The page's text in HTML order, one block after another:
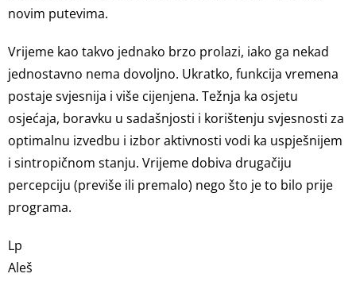
novim putevima.
Vrijeme kao takvo jednako brzo prolazi, iako ga nekad
jednostavno nema dovoljno. Ukratko, funkcija vremena
postaje svjesnija i više cijenjena. Težnja ka osjetu
osjećaja, boravku u sadašnjosti i korištenju svjesnosti za
optimalnu izvedbu i izbor aktivnosti vodi ka uspješnijem
i sintropičnom stanju. Vrijeme dobiva drugačiju
percepciju (previše ili premalo) nego što je to bilo prije
programa.
Lp
Aleš